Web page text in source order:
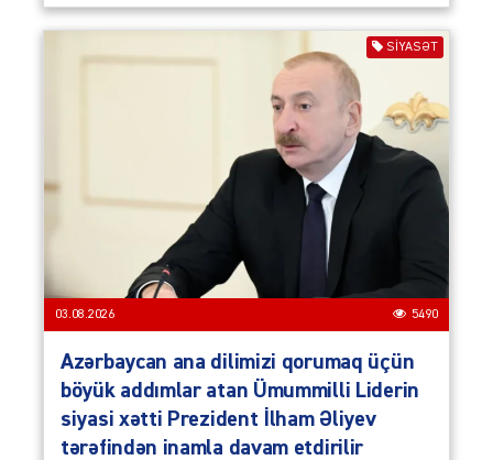
SIYASƏT
03.08.2026 5490
Azərbaycan ana dilimizi qorumaq üçün
böyük addımlar atan Ümummilli Liderin
siyasi xətti Prezident İlham Əliyev
tərəfindən inamla davam etdirilir